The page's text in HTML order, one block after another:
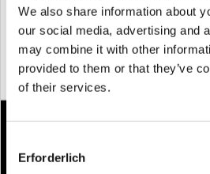
We also share information about
our social media, advertising and
may combine it with other
provided to them or that they’ve
of their services.
Selection
Erforderlich
450.00
IN DEN WARENKORB LEGEN
PRODUKT ANSEHEN